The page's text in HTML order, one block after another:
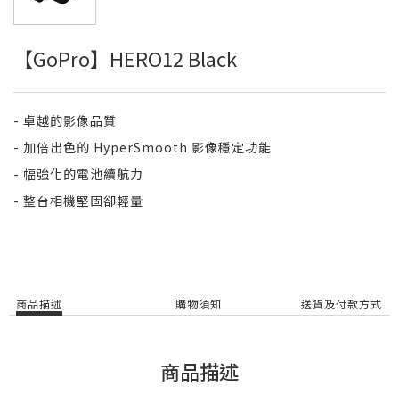
【GoPro】HERO12 Black
- 卓越的影像品質
- 加倍出色的 HyperSmooth 影像穩定功能
- 幅強化的電池續航力
- 整台相機堅固卻輕量
商品描述 購物須知 送貨及付款方式
商品描述